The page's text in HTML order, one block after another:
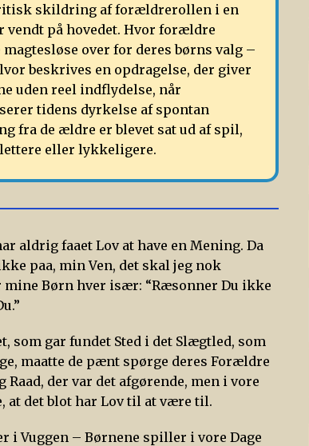
skildring af forældrerollen i en
på hovedet. Hvor forældre
over for deres børns valg –
beskrives en opdragelse, der giver
uden reel indflydelse, når
tidens dyrkelse af spontan
fra de ældre er blevet sat ud af spil,
eller lykkeligere.
aldrig faaet Lov at have en Mening. Da
paa, min Ven, det skal jeg nok
mine Børn hver især: “Ræsonner Du ikke
som gar fundet Sted i det Slægtled, som
maatte de pænt spørge deres Forældre
der var det afgørende, men i vore
at det blot har Lov til at være til.
i Vuggen – Børnene spiller i vore Dage